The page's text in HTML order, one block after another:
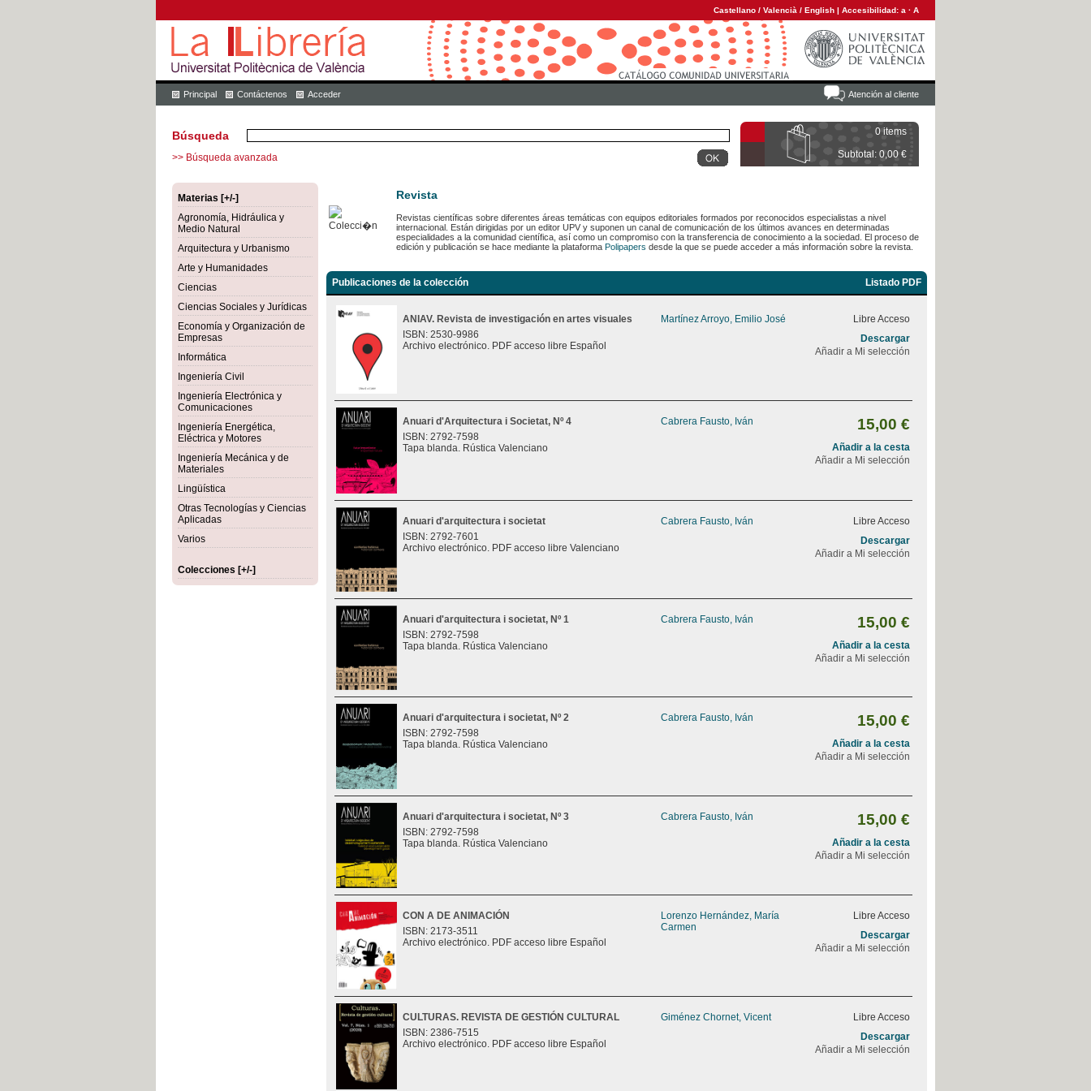
Castellano / Valencià / English | Accesibilidad: a · A
Atención al cliente
Principal Contáctenos Acceder
0 items
Subtotal: 0,00 €
Búsqueda
>> Búsqueda avanzada
Materias [+/-]
Agronomía, Hidráulica y
Medio Natural
Arquitectura y Urbanismo
Arte y Humanidades
Ciencias
Ciencias Sociales y Jurídicas
Economía y Organización de
Empresas
Informática
Ingeniería Civil
Ingeniería Electrónica y
Comunicaciones
Ingeniería Energética,
Eléctrica y Motores
Ingeniería Mecánica y de
Materiales
Lingüística
Otras Tecnologías y Ciencias
Aplicadas
Varios
Colecciones [+/-]
Revista
Revistas científicas sobre diferentes áreas temáticas con equipos editoriales formados por reconocidos especialistas a nivel
internacional. Están dirigidas por un editor UPV y suponen un canal de comunicación de los últimos avances en determinadas
especialidades a la comunidad científica, así como un compromiso con la transferencia de conocimiento a la sociedad. El proceso de
edición y publicación se hace mediante la plataforma Polipapers desde la que se puede acceder a más información sobre la revista.
Publicaciones de la colección Listado PDF
ANIAV. Revista de investigación en artes visuales
ISBN: 2530-9986
Archivo electrónico. PDF acceso libre Español
Martínez Arroyo, Emilio José
Libre Acceso
Descargar
Añadir a Mi selección
Anuari d'Arquitectura i Societat, Nº 4
ISBN: 2792-7598
Tapa blanda. Rústica Valenciano
Cabrera Fausto, Iván 15,00 €
Añadir a la cesta
Añadir a Mi selección
Anuari d'arquitectura i societat
ISBN: 2792-7601
Archivo electrónico. PDF acceso libre Valenciano
Cabrera Fausto, Iván
Libre Acceso
Descargar
Añadir a Mi selección
Anuari d'arquitectura i societat, Nº 1
ISBN: 2792-7598
Tapa blanda. Rústica Valenciano
Cabrera Fausto, Iván 15,00 €
Añadir a la cesta
Añadir a Mi selección
Anuari d'arquitectura i societat, Nº 2
ISBN: 2792-7598
Tapa blanda. Rústica Valenciano
Cabrera Fausto, Iván 15,00 €
Añadir a la cesta
Añadir a Mi selección
Anuari d'arquitectura i societat, Nº 3
ISBN: 2792-7598
Tapa blanda. Rústica Valenciano
Cabrera Fausto, Iván 15,00 €
Añadir a la cesta
Añadir a Mi selección
CON A DE ANIMACIÓN
ISBN: 2173-3511
Archivo electrónico. PDF acceso libre Español
Lorenzo Hernández, María
Carmen
Libre Acceso
Descargar
Añadir a Mi selección
CULTURAS. REVISTA DE GESTIÓN CULTURAL
ISBN: 2386-7515
Archivo electrónico. PDF acceso libre Español
Giménez Chornet, Vicent
Libre Acceso
Descargar
Añadir a Mi selección